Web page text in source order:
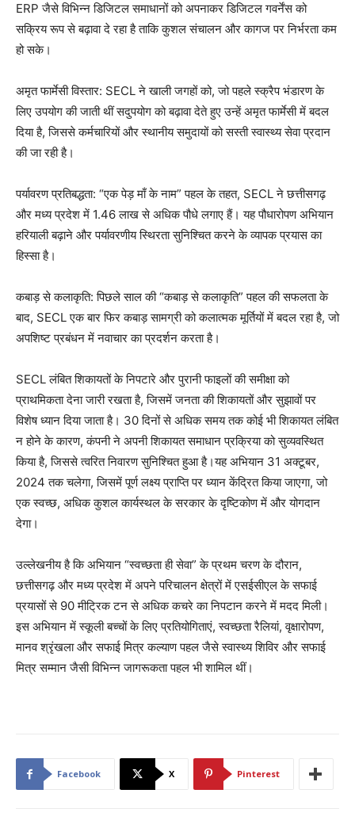
ERP जैसे विभिन्न डिजिटल समाधानों को अपनाकर डिजिटल गवर्नेंस को
सक्रिय रूप से बढ़ावा दे रहा है ताकि कुशल संचालन और कागज पर निर्भरता कम
हो सके।
अमृत फार्मेसी विस्तार: SECL ने खाली जगहों को, जो पहले स्क्रैप भंडारण के
लिए उपयोग की जाती थीं सदुपयोग को बढ़ावा देते हुए उन्हें अमृत फार्मेसी में बदल
दिया है, जिससे कर्मचारियों और स्थानीय समुदायों को सस्ती स्वास्थ्य सेवा प्रदान
की जा रही है।
पर्यावरण प्रतिबद्धता: “एक पेड़ माँ के नाम” पहल के तहत, SECL ने छत्तीसगढ़
और मध्य प्रदेश में 1.46 लाख से अधिक पौधे लगाए हैं। यह पौधारोपण अभियान
हरियाली बढ़ाने और पर्यावरणीय स्थिरता सुनिश्चित करने के व्यापक प्रयास का
हिस्सा है।
कबाड़ से कलाकृति: पिछले साल की “कबाड़ से कलाकृति” पहल की सफलता के
बाद, SECL एक बार फिर कबाड़ सामग्री को कलात्मक मूर्तियों में बदल रहा है, जो
अपशिष्ट प्रबंधन में नवाचार का प्रदर्शन करता है।
SECL लंबित शिकायतों के निपटारे और पुरानी फाइलों की समीक्षा को
प्राथमिकता देना जारी रखता है, जिसमें जनता की शिकायतों और सुझावों पर
विशेष ध्यान दिया जाता है। 30 दिनों से अधिक समय तक कोई भी शिकायत लंबित
न होने के कारण, कंपनी ने अपनी शिकायत समाधान प्रक्रिया को सुव्यवस्थित
किया है, जिससे त्वरित निवारण सुनिश्चित हुआ है।यह अभियान 31 अक्टूबर,
2024 तक चलेगा, जिसमें पूर्ण लक्ष्य प्राप्ति पर ध्यान केंद्रित किया जाएगा, जो
एक स्वच्छ, अधिक कुशल कार्यस्थल के सरकार के दृष्टिकोण में और योगदान
देगा।
उल्लेखनीय है कि अभियान “स्वच्छता ही सेवा” के प्रथम चरण के दौरान,
छत्तीसगढ़ और मध्य प्रदेश में अपने परिचालन क्षेत्रों में एसईसीएल के सफाई
प्रयासों से 90 मीट्रिक टन से अधिक कचरे का निपटान करने में मदद मिली।
इस अभियान में स्कूली बच्चों के लिए प्रतियोगिताएं, स्वच्छता रैलियां, वृक्षारोपण,
मानव श्रृंखला और सफाई मित्र कल्याण पहल जैसे स्वास्थ्य शिविर और सफाई
मित्र सम्मान जैसी विभिन्न जागरूकता पहल भी शामिल थीं।
Facebook X Pinterest